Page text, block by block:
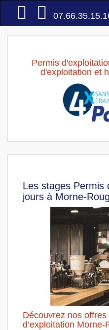
Accueil
Permis
d'exploitation et
Les stages Permis
jours à Morne-
Découvrez nos
d’exploitation Morne-